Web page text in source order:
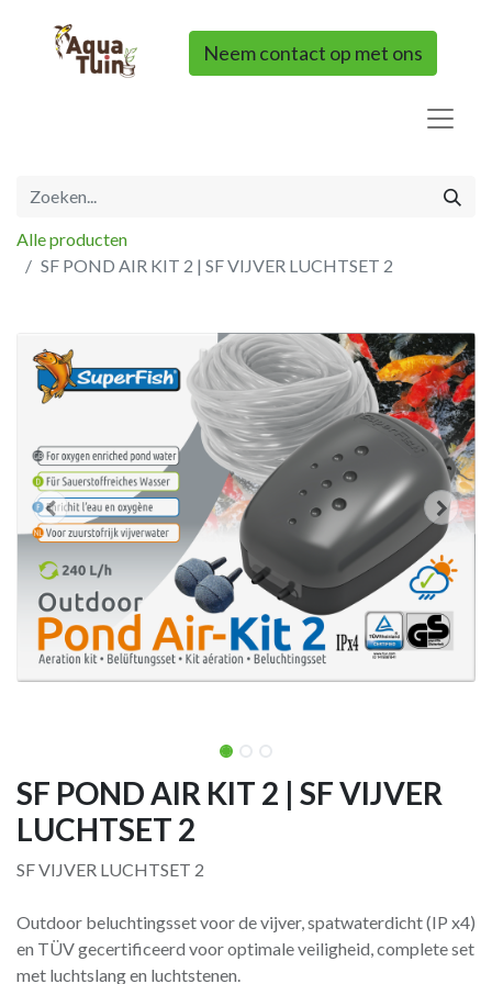
Neem contact op met ons
Alle producten
SF POND AIR KIT 2 | SF VIJVER LUCHTSET 2
SF POND AIR KIT 2 | SF VIJVER
LUCHTSET 2
SF VIJVER LUCHTSET 2
Outdoor beluchtingsset voor de vijver, spatwaterdicht (IP x4)
en TÜV gecertificeerd voor optimale veiligheid, complete set
met luchtslang en luchtstenen.